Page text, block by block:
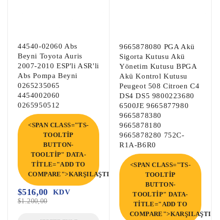
Akü Beyni, Akü Dağıtıcı Beyni, Akü
Dağıtım,
Direksiyon Beyni, EPS Beyni, Hidrolik
Direksiyon EPS Beyni,
Egzoz Gaz Beyni, Adblue Beyni, Egzoz Gaz
Adblue Beyni,
PMS Beyni, Pms Beyni, Ateşleme Beyni,
Dsg Şanzıman Kartı, Dsg Şanzıman Beyni,
Mekatronik Kart,
Merkezi Kilit Beyni, Kilit Beyni,
Merkezi Kapı Kilitleme Modülü,
Klima Kompresörü, Oto Klima, Araba klima
44540-02060 Abs
Beyni Toyota Auris
2007-2010 ESP'li ASR'li
Abs Pompa Beyni
0265235065
4454002060
0265950512
<SPAN CLASS="TS-
TOOLTIP
BUTTON-
TOOLTIP" DATA-
TITLE="ADD TO
COMPARE">KARŞILAŞTIR</SPAN>
$1.200,00
$516,00 KDV
9665878080 PGA Akü
Sigorta Kutusu Akü
Yönetim Kutusu BPGA
Akü Kontrol Kutusu
Peugeot 508 Citroen C4
DS4 DS5 9800223680
6500JE 9665877980
9665878380
9665878180
9665878280 752C-
R1A-B6R0
<SPAN CLASS="TS-
TOOLTIP
BUTTON-
TOOLTIP" DATA-
TITLE="ADD TO